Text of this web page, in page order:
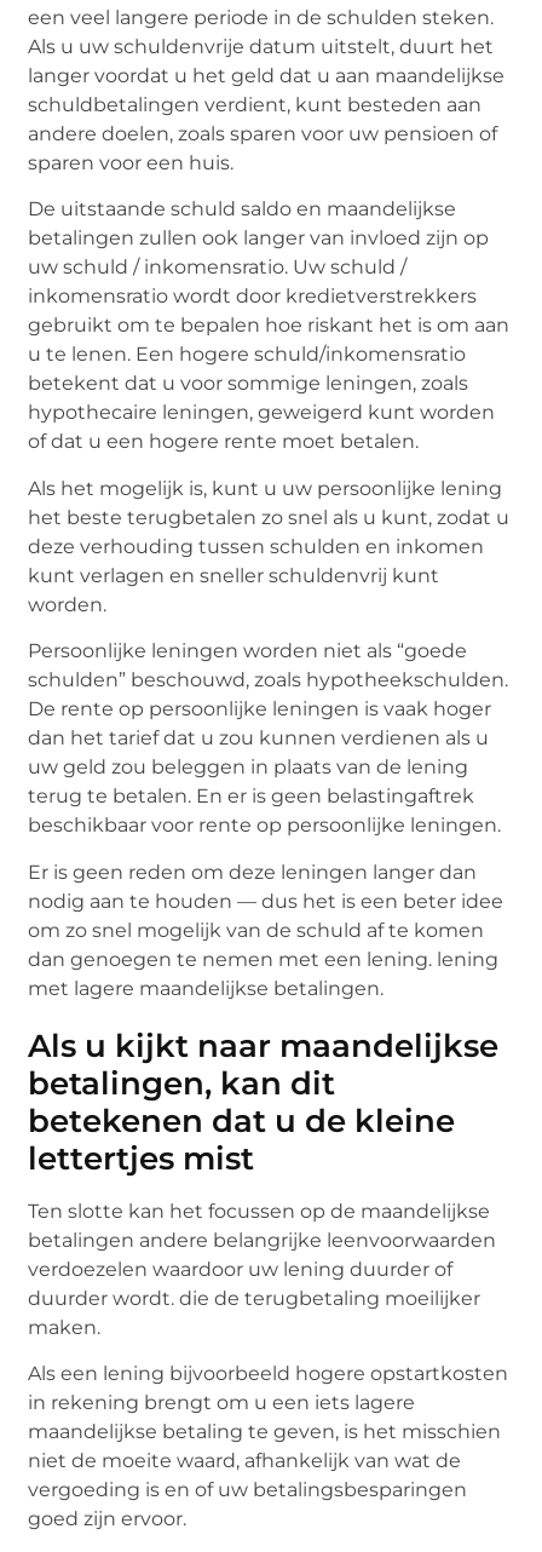
een veel langere periode in de schulden steken.
Als u uw schuldenvrije datum uitstelt, duurt het
langer voordat u het geld dat u aan maandelijkse
schuldbetalingen verdient, kunt besteden aan
andere doelen, zoals sparen voor uw pensioen of
sparen voor een huis.
De uitstaande schuld saldo en maandelijkse
betalingen zullen ook langer van invloed zijn op
uw schuld / inkomensratio. Uw schuld /
inkomensratio wordt door kredietverstrekkers
gebruikt om te bepalen hoe riskant het is om aan
u te lenen. Een hogere schuld/inkomensratio
betekent dat u voor sommige leningen, zoals
hypothecaire leningen, geweigerd kunt worden
of dat u een hogere rente moet betalen.
Als het mogelijk is, kunt u uw persoonlijke lening
het beste terugbetalen zo snel als u kunt, zodat u
deze verhouding tussen schulden en inkomen
kunt verlagen en sneller schuldenvrij kunt
worden.
Persoonlijke leningen worden niet als “goede
schulden” beschouwd, zoals hypotheekschulden.
De rente op persoonlijke leningen is vaak hoger
dan het tarief dat u zou kunnen verdienen als u
uw geld zou beleggen in plaats van de lening
terug te betalen. En er is geen belastingaftrek
beschikbaar voor rente op persoonlijke leningen.
Er is geen reden om deze leningen langer dan
nodig aan te houden — dus het is een beter idee
om zo snel mogelijk van de schuld af te komen
dan genoegen te nemen met een lening. lening
met lagere maandelijkse betalingen.
Als u kijkt naar maandelijkse
betalingen, kan dit
betekenen dat u de kleine
lettertjes mist
Ten slotte kan het focussen op de maandelijkse
betalingen andere belangrijke leenvoorwaarden
verdoezelen waardoor uw lening duurder of
duurder wordt. die de terugbetaling moeilijker
maken.
Als een lening bijvoorbeeld hogere opstartkosten
in rekening brengt om u een iets lagere
maandelijkse betaling te geven, is het misschien
niet de moeite waard, afhankelijk van wat de
vergoeding is en of uw betalingsbesparingen
goed zijn ervoor.